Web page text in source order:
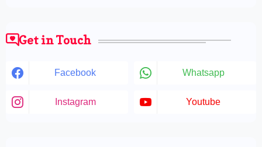
Get in Touch
Facebook Whatsapp
Instagram Youtube